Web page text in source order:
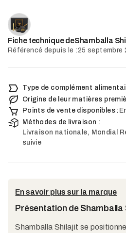
Fiche technique deShamballa
Référencé depuis le :25 septembre
Type de complément
Origine de leur matières
Points de vente disponibles :
Méthodes de livraison :
Livraison nationale, Mondial
suivie
En savoir plus sur la marque
Présentation de Shamballa
Shamballa Shilajit se